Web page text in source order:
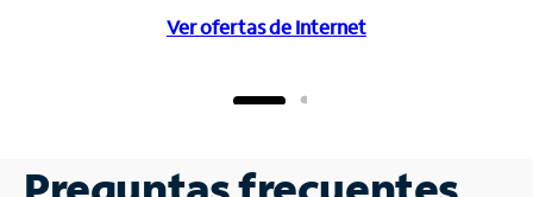
Ver ofertas de Internet